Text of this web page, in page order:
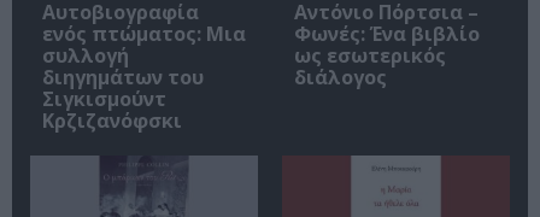
Αυτοβιογραφία
ενός πτώματος: Μια
συλλογή
διηγημάτων του
Σιγκισμούντ
Κρζιζανόφσκι
Αντόνιο Πόρτσια –
Φωνές: Ένα βιβλίο
ως εσωτερικός
διάλογος